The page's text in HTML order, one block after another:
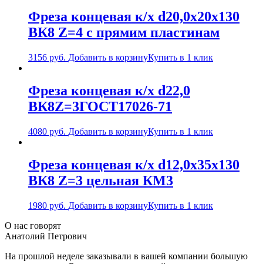
Фреза концевая к/х d20,0х20х130
ВК8 Z=4 с прямим пластинам
3156 руб. Добавить в корзинуКупить в 1 клик
Фреза концевая к/х d22,0
ВК8Z=3ГОСТ17026-71
4080 руб. Добавить в корзинуКупить в 1 клик
Фреза концевая к/х d12,0х35х130
ВК8 Z=3 цельная КМ3
1980 руб. Добавить в корзинуКупить в 1 клик
О нас говорят
Анатолий Петрович
На прошлой неделе заказывали в вашей компании большую